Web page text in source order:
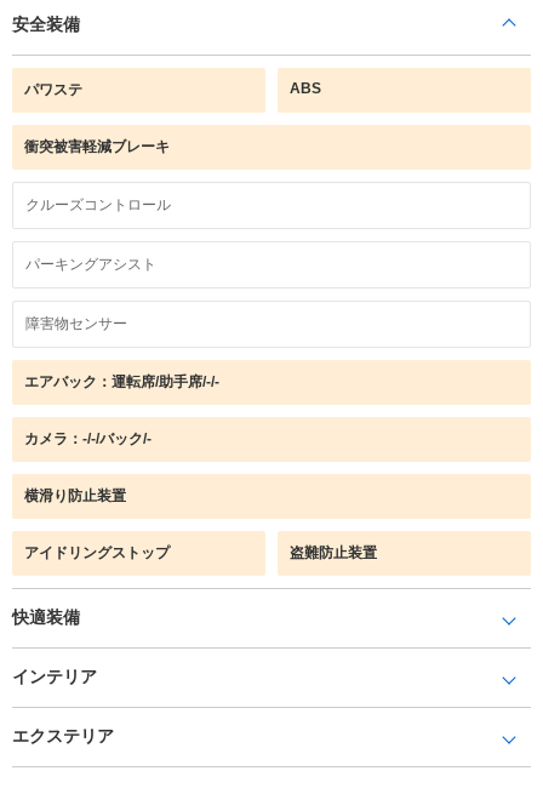
安全装備
パワステ ABS
衝突被害軽減ブレーキ
クルーズコントロール
パーキングアシスト
障害物センサー
エアバック：運転席/助手席/-/-
カメラ：-/-/バック/-
横滑り防止装置
アイドリングストップ 盗難防止装置
快適装備
インテリア
エクステリア